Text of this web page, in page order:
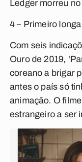
Ledger morreu
4 – Primeiro
Com seis
Ouro de 2019,
coreano a brigar
antes o país só
animação. O
estrangeiro a ser